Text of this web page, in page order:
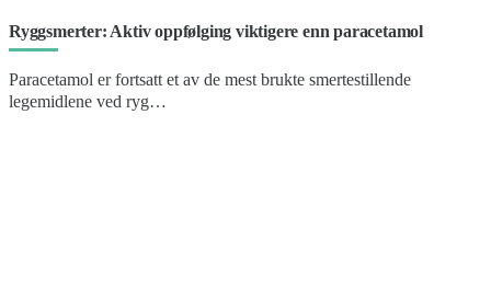
Ryggsmerter: Aktiv oppfølging viktigere enn paracetamol
Paracetamol er fortsatt et av de mest brukte smertestillende
legemidlene ved ryg…